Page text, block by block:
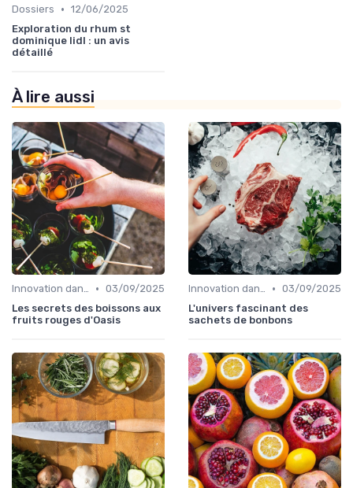
Dossiers • 12/06/2025
Exploration du rhum st
dominique lidl : un avis
détaillé
À lire aussi
Innovation dans la food • 03/09/2025
Les secrets des boissons aux
fruits rouges d'Oasis
Innovation dans la food • 03/09/2025
L'univers fascinant des
sachets de bonbons